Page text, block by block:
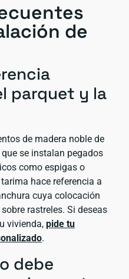
de
parquet y la
de madera noble de
se instalan pegados
como espigas o
hace referencia a
cuya colocación
rastreles. Si deseas
vivienda, pide tu
.
debe